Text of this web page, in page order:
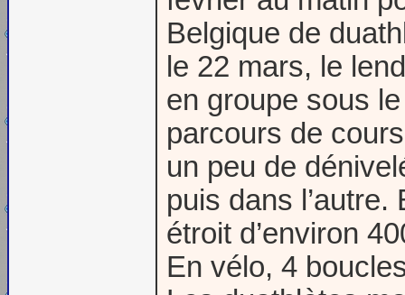
Belgique de
le 22 mars, le
en groupe sous
parcours de
un peu de
puis dans
étroit d’environ
En vélo, 4